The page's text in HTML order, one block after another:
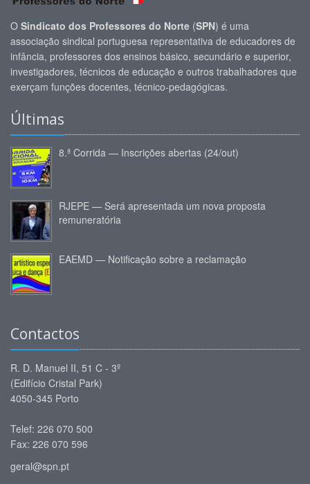
O Sindicato dos Professores do Norte (SPN) é uma
associação sindical portuguesa representativa de educadores de
infância, professores dos ensinos básico, secundário e superior,
investigadores, técnicos de educação e outros trabalhadores que
exerçam funções docentes, técnico-pedagógicas.
Últimas
8.ª Corrida — Inscrições abertas (24/out)
RJEPE — Será apresentada um nova proposta
remuneratória
EAEMD — Notificação sobre a reclamação
Contactos
R. D. Manuel II, 51 C - 3º
(Edifício Cristal Park)
4050-345 Porto
Telef: 226 070 500
Fax: 226 070 596
geral@spn.pt